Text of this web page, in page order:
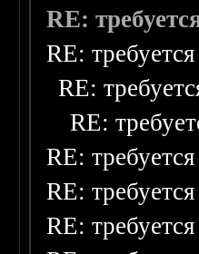
RE:
RE:
RE:
RE:
RE:
RE:
RE: